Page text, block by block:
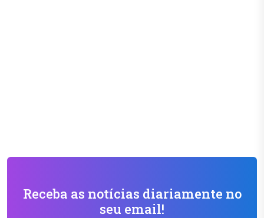
Receba as notícias diariamente no
seu email!